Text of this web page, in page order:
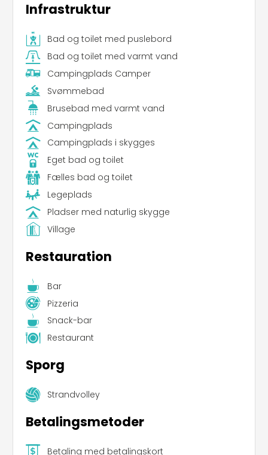
Infrastruktur
Bad og toilet med puslebord
Bad og toilet med varmt vand
Campingplads Camper
Svømmebad
Brusebad med varmt vand
Campingplads
Campingplads i skygges
Eget bad og toilet
Fælles bad og toilet
Legeplads
Pladser med naturlig skygge
Village
Restauration
Bar
Pizzeria
Snack-bar
Restaurant
Sporg
Strandvolley
Betalingsmetoder
Betaling med betalingskort